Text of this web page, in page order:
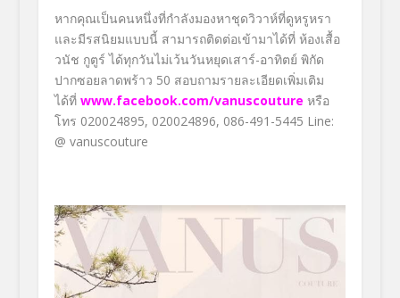
หากคุณเป็นคนหนึ่งที่กำลังมองหาชุดวิวาห์ที่ดูหรูหรา
และมีรสนิยมแบบนี้ สามารถติดต่อเข้ามาได้ที่ ห้องเสื้อ
วนัช กูตูร์ ได้ทุกวันไม่เว้นวันหยุดเสาร์-อาทิตย์ พิกัด
ปากซอยลาดพร้าว 50 สอบถามรายละเอียดเพิ่มเติม
ได้ที่ www.facebook.com/vanuscouture หรือ
โทร 020024895, 020024896, 086-491-5445 Line:
@ vanuscouture